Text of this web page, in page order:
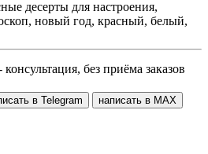
десерты для настроения,
новый год, красный, белый,
консультация, без приёма заказов
в Telegram написать в МАХ